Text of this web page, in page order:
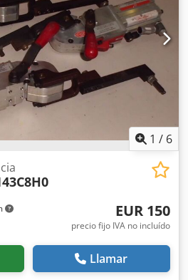
1 / 6
EUR 150
precio fijo IVA no incluído
Llamar